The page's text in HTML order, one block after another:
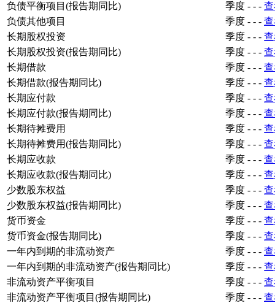
负债平衡项目(报告期同比) 季度 - - -
负债其他项目
季度 - - -
长期股权投资
季度 - - -
长期股权投资(报告期同比)
季度 - - -
长期借款
季度 - - -
长期借款(报告期同比)
季度 - - -
长期应付款
季度 - - -
长期应付款(报告期同比)
季度 - - -
长期待摊费用
季度 - - -
长期待摊费用(报告期同比)
季度 - - -
长期应收款
季度 - - -
长期应收款(报告期同比)
季度 - - -
少数股东权益
季度 - - -
少数股东权益(报告期同比)
季度 - - -
货币资金
季度 - - -
货币资金(报告期同比)
季度 - - -
一年内到期的非流动资产
季度 - - -
一年内到期的非流动资产(报告期同比)
季度 - - -
非流动资产平衡项目
季度 - - -
非流动资产平衡项目(报告期同比)
季度 - - -